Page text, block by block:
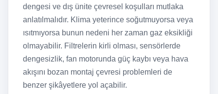
dengesi ve dış ünite çevresel koşulları mutlaka
anlatılmalıdır. Klima yeterince soğutmuyorsa veya
ısıtmıyorsa bunun nedeni her zaman gaz eksikliği
olmayabilir. Filtrelerin kirli olması, sensörlerde
dengesizlik, fan motorunda güç kaybı veya hava
akışını bozan montaj çevresi problemleri de
benzer şikâyetlere yol açabilir.